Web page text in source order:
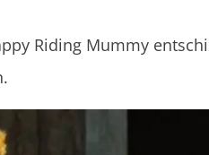
Riding Mummy